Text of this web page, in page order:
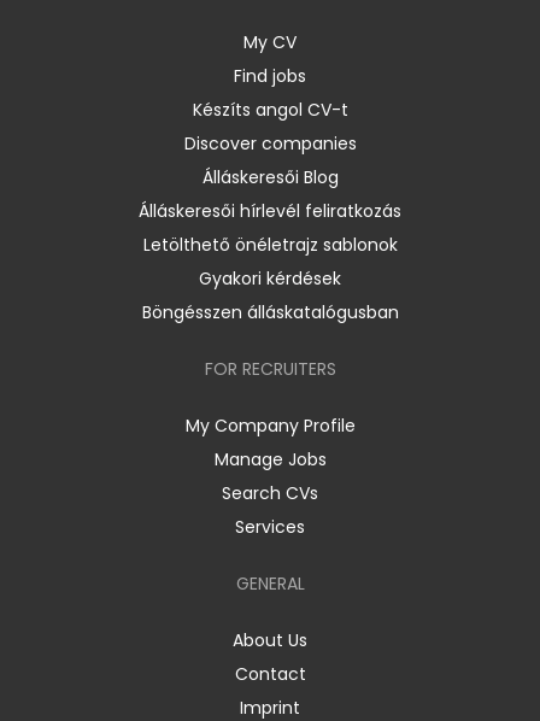
My CV
Find jobs
Készíts angol CV-t
Discover companies
Álláskeresői Blog
Álláskeresői hírlevél feliratkozás
Letölthető önéletrajz sablonok
Gyakori kérdések
Böngésszen álláskatalógusban
FOR RECRUITERS
My Company Profile
Manage Jobs
Search CVs
Services
GENERAL
About Us
Contact
Imprint